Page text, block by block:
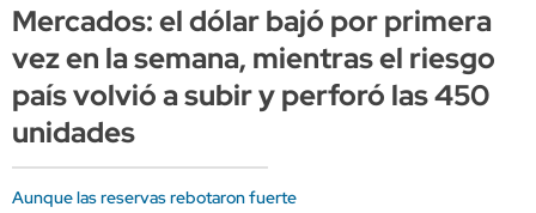
Mercados: el dólar bajó por primera
vez en la semana, mientras el riesgo
país volvió a subir y perforó las 450
unidades
Aunque las reservas rebotaron fuerte